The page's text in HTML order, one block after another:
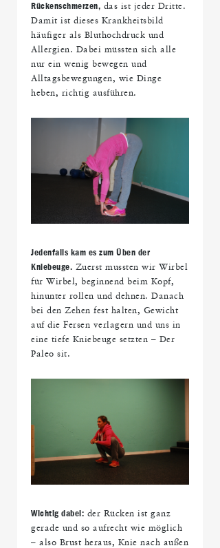
Rückenschmerzen, das ist jeder Dritte.
Damit ist dieses Krankheitsbild
häufiger als Bluthochdruck und
Allergien. Dabei müssten sich alle
nur ein wenig bewegen und
Alltagsbewegungen, wie Dinge
heben, richtig ausführen.
Jedenfalls kam es zum Üben der
Kniebeuge. Zuerst mussten wir Wirbel
für Wirbel, beginnend beim Kopf,
hinunter rollen und dehnen. Danach
bei den Zehen fest halten, Gewicht
auf die Fersen verlagern und uns in
eine tiefe Kniebeuge setzten – Der
Paleo sit.
Wichtig dabei: der Rücken ist ganz
gerade und so aufrecht wie möglich
– also Brust heraus, Knie nach außen